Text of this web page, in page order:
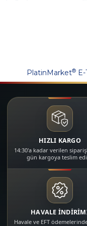
PlatinMarket®
HIZLI KARGO
14:30'a kadar verilen
gün kargoya teslim
HAVALE
Havale ve EFT